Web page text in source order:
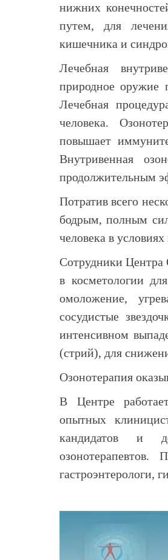
нижних
путем, для
кишечника и
Лечебная
природное оружие
Лечебная
человека.
повышает
Внутривенная
продолжительным
Потратив всего
бодрым, полным
человека в
Сотрудники Центра
в косметологии
омоложение,
сосудистые
интенсивном
(стрий), для
Озонотерапия
В Центре
опытных
кандидатов и
гастроэнтерологи,